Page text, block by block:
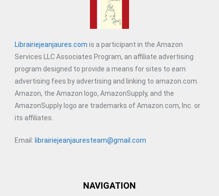
Librairiejeanjaures.com is a participant in the Amazon
Services LLC Associates Program, an affiliate advertising
program designed to provide a means for sites to earn
advertising fees by advertising and linking to amazon.com.
Amazon, the Amazon logo, AmazonSupply, and the
AmazonSupply logo are trademarks of Amazon.com, Inc. or
its affiliates.
Email: librairiejeanjauresteam@gmail.com
NAVIGATION